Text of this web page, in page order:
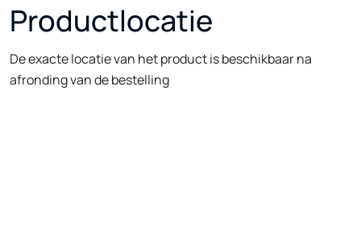
Productlocatie
De exacte locatie van het product is beschikbaar na
afronding van de bestelling